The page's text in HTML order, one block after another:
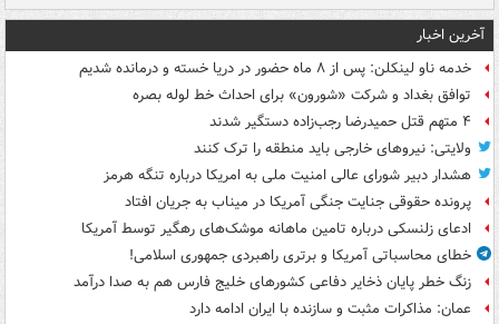
آخرین اخبار
خدمه ناو لینکلن: پس از ۸ ماه حضور در دریا خسته و درمانده‌ شدیم
توافق بغداد و شرکت «شورون» برای احداث خط لوله بصره
۴ متهم قتل حمیدرضا رجب‌زاده دستگیر شدند
ولایتی: نیروهای خارجی باید منطقه را ترک کنند
هشدار دبیر شورای عالی امنیت ملی به امریکا درباره تنگه هرمز
پرونده حقوقی جنایت جنگی آمریکا در میناب به جریان افتاد
ادعای زلنسکی درباره تامین ماهانه موشک‌های رهگیر توسط آمریکا
خطای محاسباتی آمریکا و برتری راهبردی جمهوری اسلامی!
زنگ خطر پایان ذخایر دفاعی کشورهای خلیج فارس هم به صدا درآمد
عمان: مذاکرات مثبت و سازنده با ایران ادامه دارد